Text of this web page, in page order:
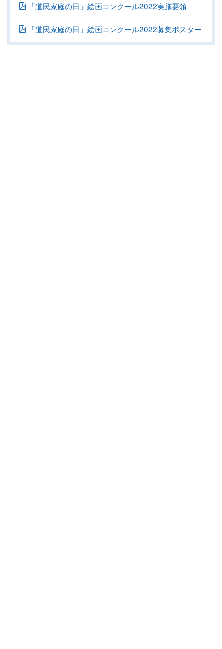
「道民家庭の日」絵画コンクール2022実施要領
「道民家庭の日」絵画コンクール2022募集ポスター